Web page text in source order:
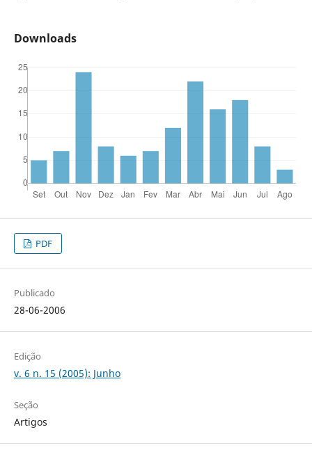
Downloads
PDF
Publicado
28-06-2006
Edição
v. 6 n. 15 (2005): Junho
Seção
Artigos